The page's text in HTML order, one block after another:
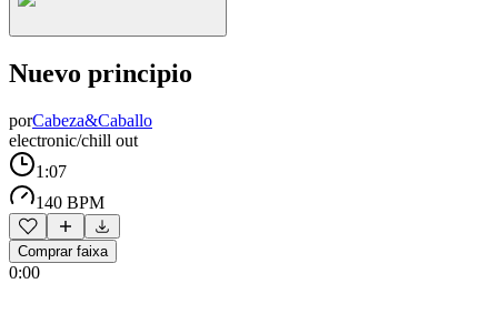
Nuevo principio
porCabeza&Caballo
electronic/chill out
1:07
140 BPM
Comprar faixa
0:00